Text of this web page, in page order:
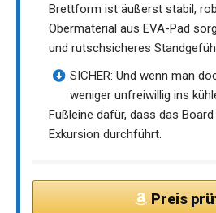
Brettform ist äußerst stabil,
Obermaterial aus EVA-Pad
und rutschsicheres
SICHER: Und wenn man
weniger unfreiwillig ins
Fußleine dafür, dass das
Exkursion durchführt.
Preis